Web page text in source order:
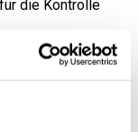
die Kontrolle
für Ihre
Alchimy,